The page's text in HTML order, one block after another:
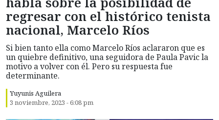
regresar con el histórico tenista
nacional, Marcelo Ríos
Si bien tanto ella como Marcelo Ríos aclararon que es
un quiebre definitivo, una seguidora de Paula Pavic la
motivo a volver con él. Pero su respuesta fue
determinante.
Yuyunis Aguilera
3 noviembre, 2023 - 6:08 pm